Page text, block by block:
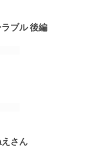
ブル 後編
えさん